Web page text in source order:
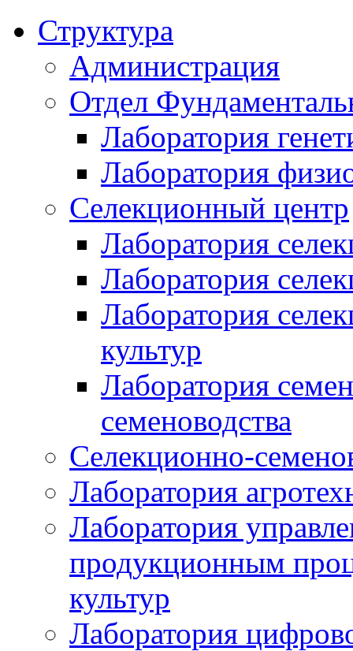
Структура
Администрация
Отдел
Лаборатория
Лаборатория
Селекционный центр
Лаборатория
Лаборатория
Лаборатория
культур
Лаборатория
семеноводства
Селекционно-
Лаборатория
Лаборатория
продукционным
культур
Лаборатория